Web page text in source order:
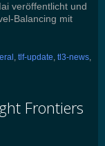
veröffentlicht und
Balancing mit
, tlf-update, tl3-news,
Frontiers